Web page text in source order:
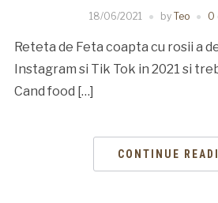
18/06/2021 by Teo 0
Reteta de Feta coapta cu rosii a
Instagram si Tik Tok in 2021 si
Cand food […]
CONTINUE